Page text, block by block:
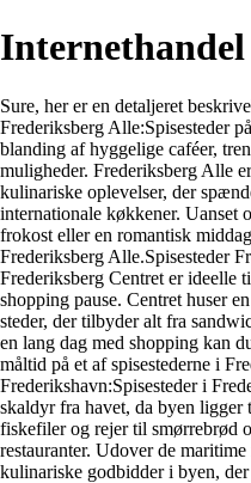
Sure, her er en detaljeret
Frederiksberg Alle:Spisesteder
blanding af hyggelige caféer,
muligheder. Frederiksberg Alle
kulinariske oplevelser, der
internationale køkkener. Uanset
frokost eller en romantisk
Frederiksberg Alle.Spisesteder
Frederiksberg Centret er ideelle
shopping pause. Centret huser
steder, der tilbyder alt fra
en lang dag med shopping kan
måltid på et af spisestederne i
Frederikshavn:Spisesteder i
skaldyr fra havet, da byen
fiskefiler og rejer til smørrebrød
restauranter. Udover de
kulinariske godbidder i byen,